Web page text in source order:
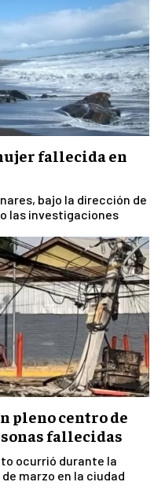
fallecida en
bajo la dirección de
las investigaciones
pleno centro de
fallecidas
ocurrió durante la
marzo en la ciudad